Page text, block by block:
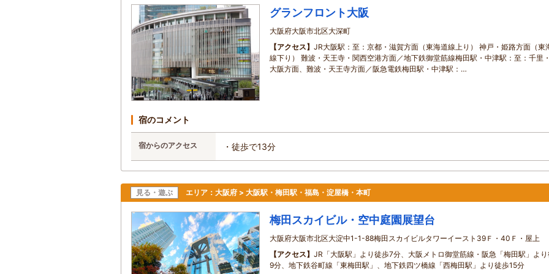
グランフロント大阪
大阪府大阪市北区大深町
【アクセス】 JR大阪駅：至：京都・滋賀方面（東海道線上り） 神戸・姫路方面（東
線下り） 難波・天王寺・関西空港方面／地下鉄御堂筋線梅田駅・中津駅：至：千里
大阪方面、難波・天王寺方面／阪急電鉄梅田駅・中津駅：…
宿のコメント
宿からのアクセス ・徒歩で13分
見る・遊ぶ エリア： 大阪府 > 大阪駅・梅田駅・福島・淀屋橋・本町
梅田スカイビル・空中庭園展望台
大阪府大阪市北区大淀中1-1-88梅田スカイビルタワーイースト39Ｆ・40Ｆ・屋上
【アクセス】 JR「大阪駅」より徒歩7分、大阪メトロ御堂筋線・阪急「梅田駅」よ
9分、地下鉄谷町線「東梅田駅」、地下鉄四ツ橋線「西梅田駅」より徒歩15分